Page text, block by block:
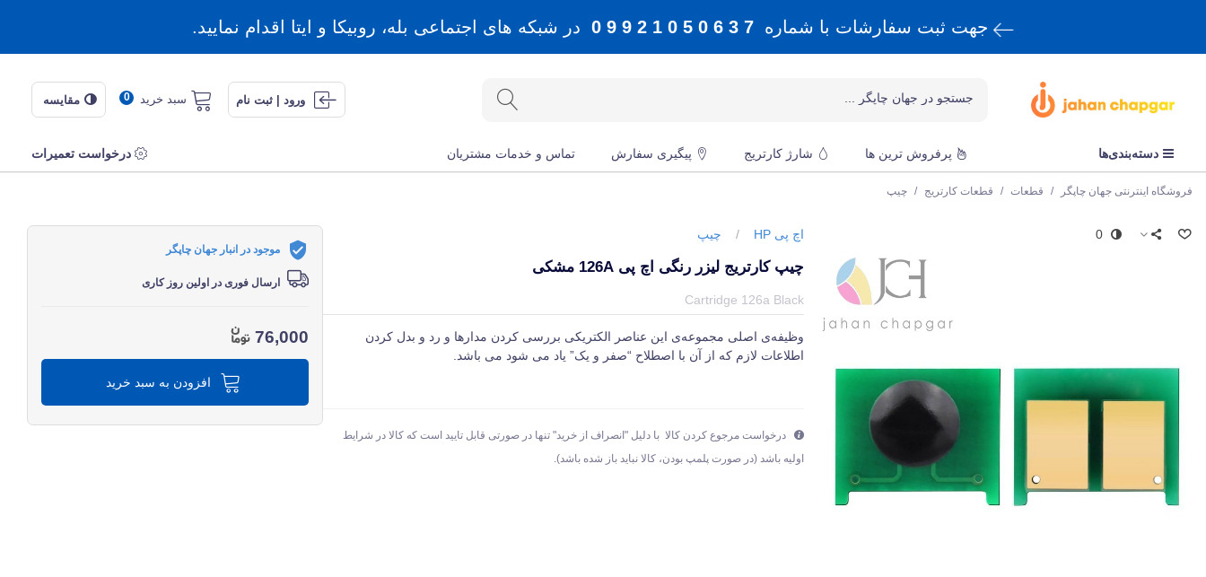
جهت ثبت سفارشات با شماره 7 3 6 0 5 0 1 2 9 9 0 در شبکه های اجتماعی بله، روبیکا و ایتا اقدام نمایید.
ورود | ثبت نام 0 سبد خرید مقایسه
دسته‌بندی‌ها پرفروش ترین ها شارژ کارتریج پیگیری سفارش تماس و خدمات مشتریان درخواست تعمیرات
فروشگاه اینترنتی جهان چاپگر / قطعات / قطعات کارتریج / چیپ
0 اچ پی HP / چیپ
چیپ کارتریج لیزر رنگی اچ پی 126A مشکی
Cartridge 126a Black
وظیفه‌ی اصلی مجموعه‌ی این عناصر الکتریکی بررسی کردن مدارها و رد و بدل کردن
اطلاعات لازم که از آن با اصطلاح “صفر و یک” یاد می‌ شود می‌ باشد.
درخواست مرجوع کردن کالا با دلیل "انصراف از خرید" تنها در صورتی قابل تایید است که کالا در شرایط
اولیه باشد (در صورت پلمپ بودن، کالا نباید باز شده باشد).
موجود در انبار جهان چاپگر
ارسال فوری در اولین روز کاری
76,000
افزودن به سبد خرید